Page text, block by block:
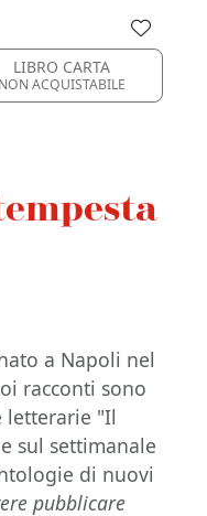
LIBRO CARTA
NON ACQUISTABILE
a Napoli nel
racconti sono
letterarie "Il
sul settimanale
di nuovi
pubblicare